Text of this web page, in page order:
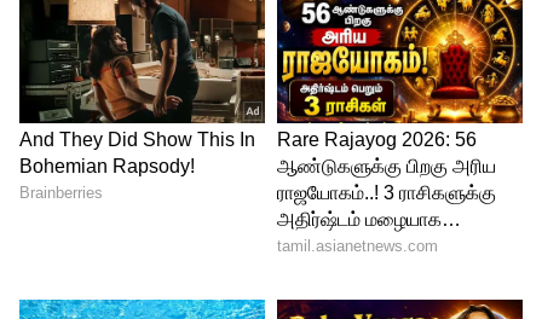
ஜீவன் : 0
Zodiac Signs : இந்த ராசிக்காரர்கள்
கோடிக்கணக்கில் பணம்
சம்பாதிப்பார்களாம்.. நீங்க எந்த ராசி?